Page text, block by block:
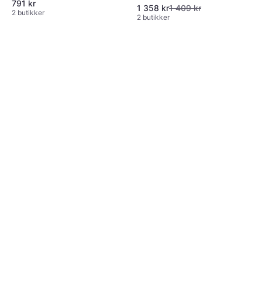
791 kr
2 butikker 1 358 kr1 409 kr
2 butikker